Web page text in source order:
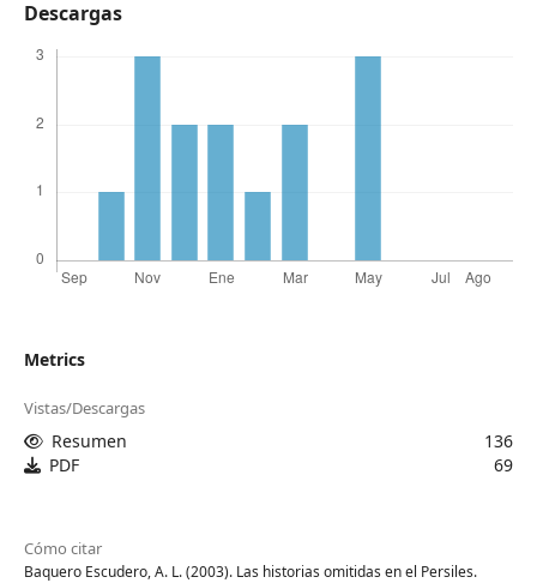
Descargas
Metrics
Vistas/Descargas
Resumen
136
PDF
69
Cómo citar
Baquero Escudero, A. L. (2003). Las historias omitidas en el Persiles.